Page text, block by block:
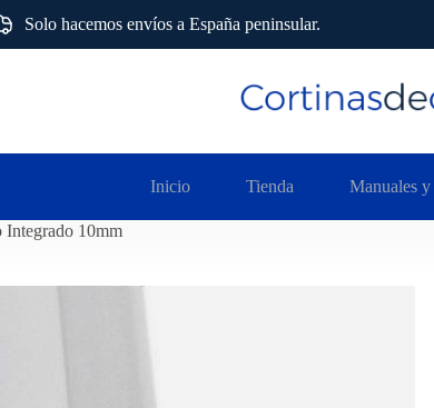
Solo hacemos envíos a España peninsular.
Inicio
Tienda Manuales
Integrado 10mm